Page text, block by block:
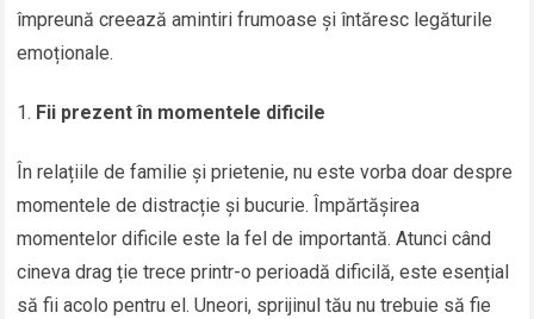
împreună creează amintiri frumoase și întăresc legăturile
emoționale.
Fii prezent în momentele dificile
În relațiile de familie și prietenie, nu este vorba doar despre
momentele de distracție și bucurie. Împărtășirea
momentelor dificile este la fel de importantă. Atunci când
cineva drag ție trece printr-o perioadă dificilă, este esențial
să fii acolo pentru el. Uneori, sprijinul tău nu trebuie să fie